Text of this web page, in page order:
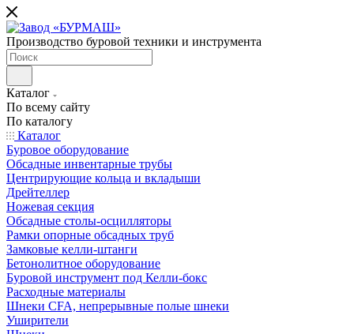
Производство буровой техники и инструмента
Каталог
По всему сайту
По каталогу
Каталог
Буровое оборудование
Обсадные инвентарные трубы
Центрирующие кольца и вкладыши
Дрейтеллер
Ножевая секция
Обсадные столы-осцилляторы
Рамки опорные обсадных труб
Замковые келли-штанги
Бетонолитное оборудование
Буровой инструмент под Келли-бокс
Расходные материалы
Шнеки CFA, непрерывные полые шнеки
Уширители